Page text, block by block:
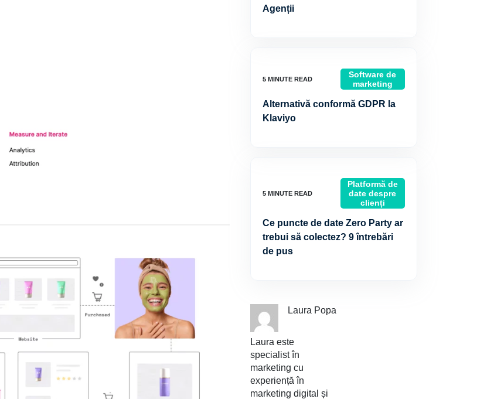
Agenții
Software de
marketing
Alternativă conformă GDPR la
Klaviyo
Platformă de
date despre
clienți
Ce puncte de date Zero Party ar
trebui să colectez? 9 întrebări
de pus
Laura Popa
Laura este
specialist în
marketing cu
experiență în
marketing digital și